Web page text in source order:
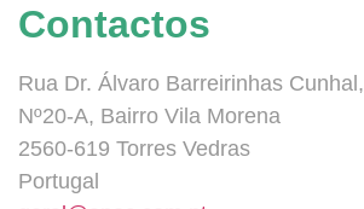
Contactos
Rua Dr. Álvaro Barreirinhas Cunhal,
Nº20-A, Bairro Vila Morena
2560-619 Torres Vedras
Portugal